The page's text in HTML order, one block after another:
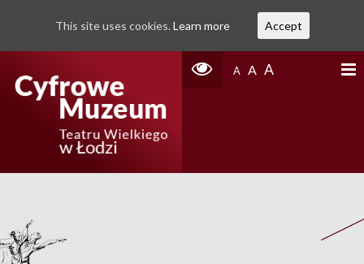
A A A
This site uses cookies. Learn more Accept